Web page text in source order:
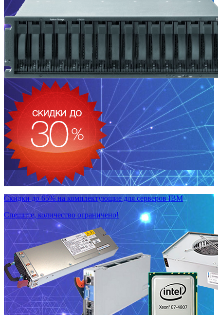
Скидки до 65% на комплектующие для серверов IBM
Спешите, количество ограничено!